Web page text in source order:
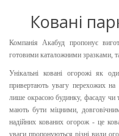
Ковані
Компанія Акабуд пропонує
готовими каталожними зразками,
Унікальні ковані огорожі як
привертають увагу перехожих
лише окрасою будинку, фасаду чи
мають бути міцними,
надійних кованих огорож - це
уваги пропонуються різні види